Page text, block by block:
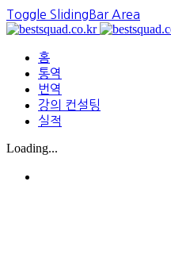
Toggle SlidingBar Area
홈
통역
번역
강의 컨설팅
실적
Loading...